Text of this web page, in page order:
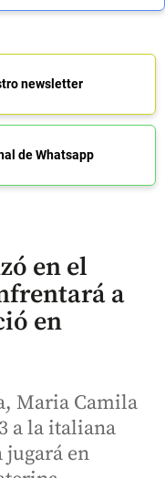
newsletter
de Whatsapp
en el
a
en
Maria Camila
a la italiana
en